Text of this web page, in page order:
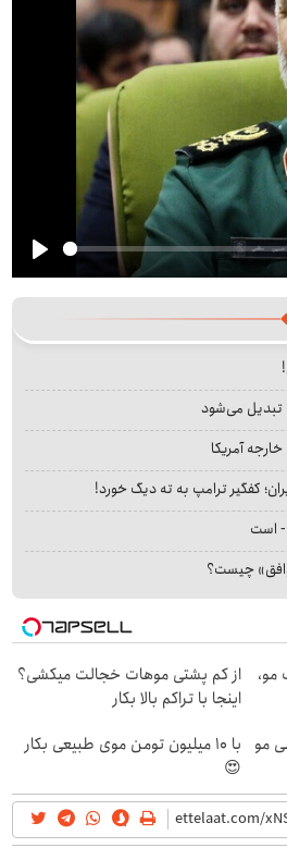
Play
تبدیل می‌شود
آمریکا
کفگیر ترامپ به ته دیگ خورد!
- است
چیست؟
مو،
از کم پشتی موهات خجالت میکشی؟
اینجا با تراکم بالا بکار
مو
با 10 میلیون تومن موی طبیعی بکار
😍